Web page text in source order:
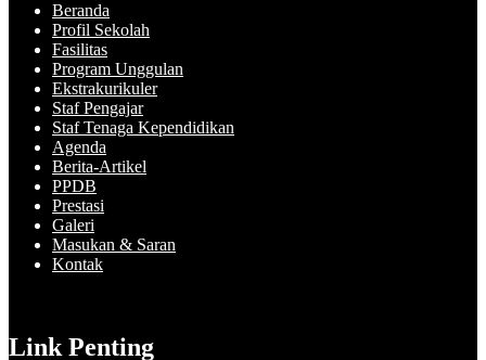
Beranda
Profil Sekolah
Fasilitas
Program Unggulan
Ekstrakurikuler
Staf Pengajar
Staf Tenaga Kependidikan
Agenda
Berita-Artikel
PPDB
Prestasi
Galeri
Masukan & Saran
Kontak
Link Penting